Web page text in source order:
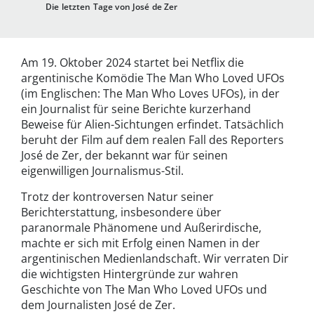
Die letzten Tage von José de Zer
Am 19. Oktober 2024 startet bei Netflix die
argentinische Komödie The Man Who Loved UFOs
(im Englischen: The Man Who Loves UFOs), in der
ein Journalist für seine Berichte kurzerhand
Beweise für Alien-Sichtungen erfindet. Tatsächlich
beruht der Film auf dem realen Fall des Reporters
José de Zer, der bekannt war für seinen
eigenwilligen Journalismus-Stil.
Trotz der kontroversen Natur seiner
Berichterstattung, insbesondere über
paranormale Phänomene und Außerirdische,
machte er sich mit Erfolg einen Namen in der
argentinischen Medienlandschaft. Wir verraten Dir
die wichtigsten Hintergründe zur wahren
Geschichte von The Man Who Loved UFOs und
dem Journalisten José de Zer.